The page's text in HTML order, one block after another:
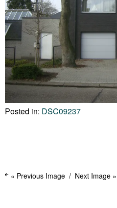
Posted in: DSC09237
« Previous Image Next Image »